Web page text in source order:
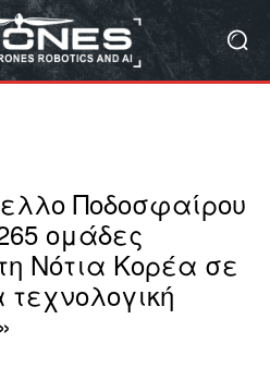
Ποδοσφαίρου
ομάδες
Νότια Κορέα σε